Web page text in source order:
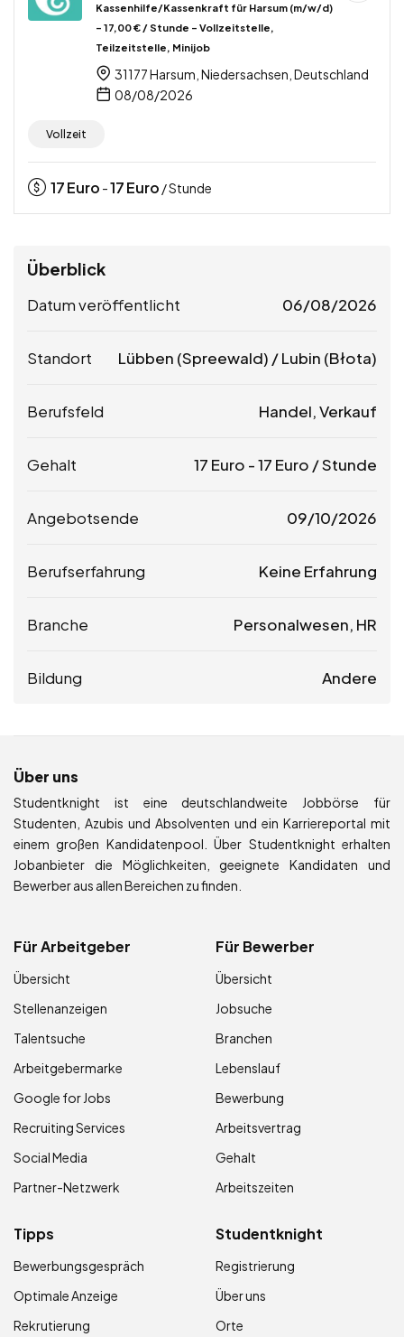
Kassenhilfe/Kassenkraft für Harsum (m/w/d)
– 17,00 € / Stunde – Vollzeitstelle,
Teilzeitstelle, Minijob
31177 Harsum, Niedersachsen, Deutschland
08/08/2026
Vollzeit
17Euro -17Euro / Stunde
Überblick
Datum veröffentlicht 06/08/2026
Standort Lübben (Spreewald) / Lubin (Błota)
Berufsfeld Handel, Verkauf
Gehalt 17 Euro -17 Euro / Stunde
Angebotsende 09/10/2026
Berufserfahrung Keine Erfahrung
Branche Personalwesen, HR
Bildung Andere
Über uns
Studentknight ist eine deutschlandweite Jobbörse für
Studenten, Azubis und Absolventen und ein Karriereportal mit
einem großen Kandidatenpool. Über Studentknight erhalten
Jobanbieter die Möglichkeiten, geeignete Kandidaten und
Bewerber aus allen Bereichen zu finden.
Für Arbeitgeber
Übersicht
Stellenanzeigen
Talentsuche
Arbeitgebermarke
Google for Jobs
Recruiting Services
Social Media
Partner-Netzwerk
Für Bewerber
Übersicht
Jobsuche
Branchen
Lebenslauf
Bewerbung
Arbeitsvertrag
Gehalt
Arbeitszeiten
Tipps
Bewerbungsgespräch
Optimale Anzeige
Rekrutierung
Studentknight
Registrierung
Über uns
Orte